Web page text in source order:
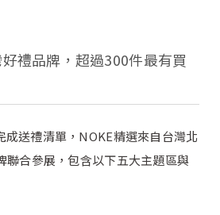
禮品牌，超過300件最有買
成送禮清單，NOKE精選來自台灣北
聯合參展，包含以下五大主題區與